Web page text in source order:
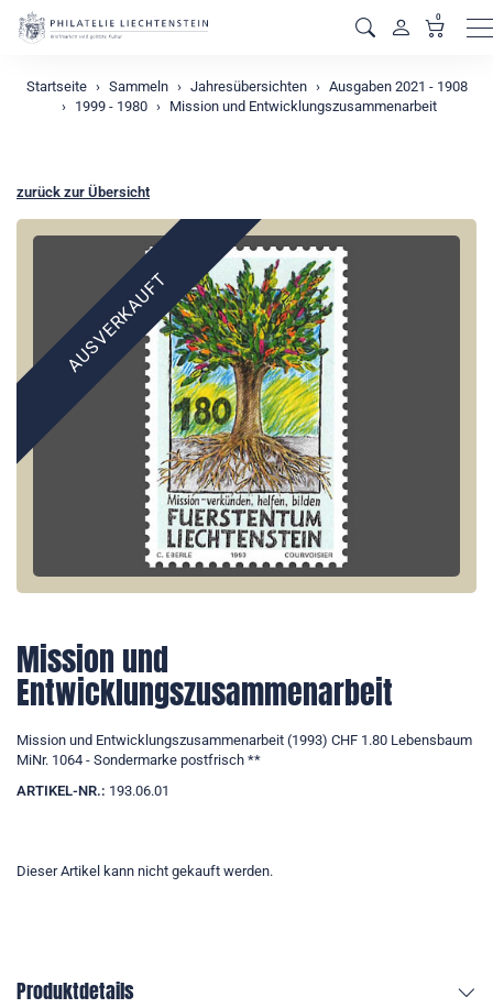
0
Startseite Sammeln Jahresübersichten
Ausgaben 2021 - 1908
1999 - 1980
Mission und Entwicklungszusammenarbeit
zurück zur Übersicht
AUSVERKAUFT
Mission und
Entwicklungszusammenarbeit
Mission und Entwicklungszusammenarbeit (1993) CHF 1.80 Lebensbaum
MiNr. 1064 - Sondermarke postfrisch **
ARTIKEL-NR.: 193.06.01
Dieser Artikel kann nicht gekauft werden.
Produktdetails